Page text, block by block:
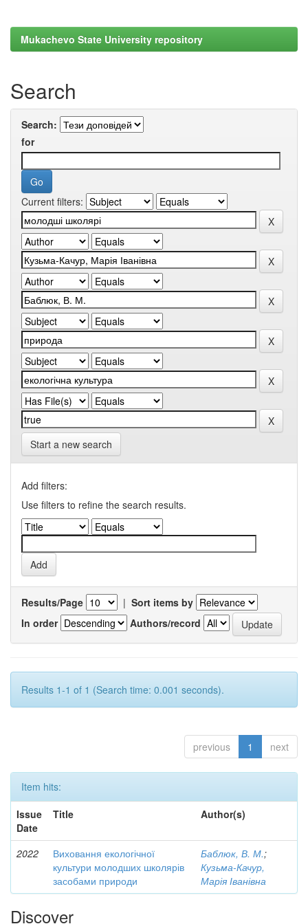
Mukachevo State University repository
Search
Search:
for
Current filters:
Start a new search
Add filters:
Use filters to refine the search results.
Results/Page | Sort items by
In order
Authors/record
Results 1-1 of 1 (Search time: 0.001 seconds).
previous 1 next
Item hits:
Issue
Date
Title Author(s)
2022
Виховання екологічної
культури молодших школярів
засобами природи
Баблюк, В. М.;
Кузьма-Качур,
Марія Іванівна
Discover